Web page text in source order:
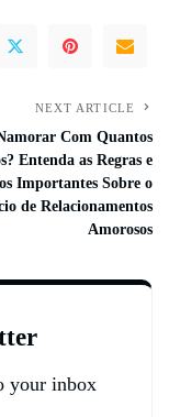
NEXT ARTICLE
Com Quantos
Entenda as Regras e
Importantes Sobre o
de Relacionamentos
Amorosos
your inbox